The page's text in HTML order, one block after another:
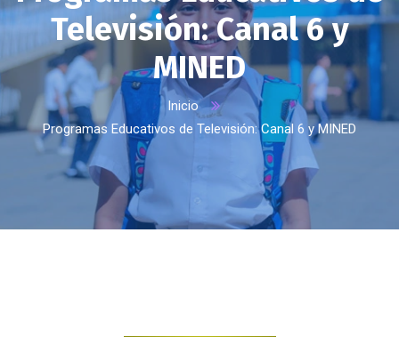
Televisión: Canal 6 y
MINED
Inicio
Programas Educativos de Televisión: Canal 6 y MINED